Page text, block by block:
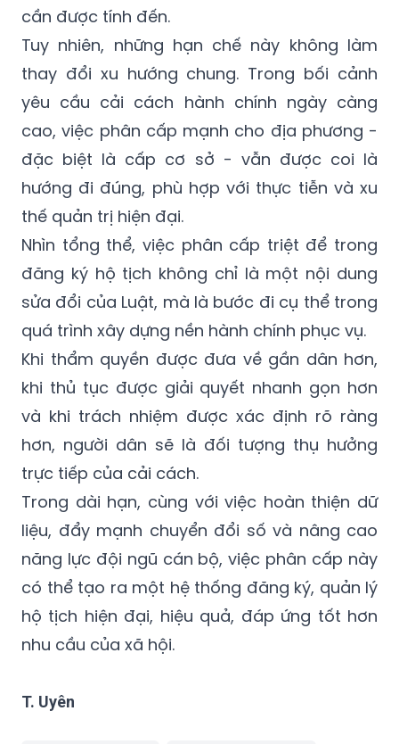
cần được tính đến.
Tuy nhiên, những hạn chế này không làm
thay đổi xu hướng chung. Trong bối cảnh
yêu cầu cải cách hành chính ngày càng
cao, việc phân cấp mạnh cho địa phương -
đặc biệt là cấp cơ sở - vẫn được coi là
hướng đi đúng, phù hợp với thực tiễn và xu
thế quản trị hiện đại.
Nhìn tổng thể, việc phân cấp triệt để trong
đăng ký hộ tịch không chỉ là một nội dung
sửa đổi của Luật, mà là bước đi cụ thể trong
quá trình xây dựng nền hành chính phục vụ.
Khi thẩm quyền được đưa về gần dân hơn,
khi thủ tục được giải quyết nhanh gọn hơn
và khi trách nhiệm được xác định rõ ràng
hơn, người dân sẽ là đối tượng thụ hưởng
trực tiếp của cải cách.
Trong dài hạn, cùng với việc hoàn thiện dữ
liệu, đẩy mạnh chuyển đổi số và nâng cao
năng lực đội ngũ cán bộ, việc phân cấp này
có thể tạo ra một hệ thống đăng ký, quản lý
hộ tịch hiện đại, hiệu quả, đáp ứng tốt hơn
nhu cầu của xã hội.
T. Uyên